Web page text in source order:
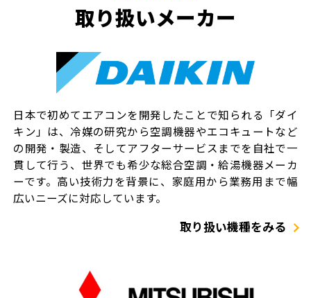
取り扱いメーカー
日本で初めてエアコンを開発したことで知られる「ダイ
キン」は、冷媒の研究から空調機器やエコキュートなど
の開発・製造、そしてアフターサービスまでを自社で一
貫して行う、世界でも希少な総合空調・給湯機器メーカ
ーです。高い技術力を背景に、家庭用から業務用まで幅
広いニーズに対応しています。
取り扱い機種をみる